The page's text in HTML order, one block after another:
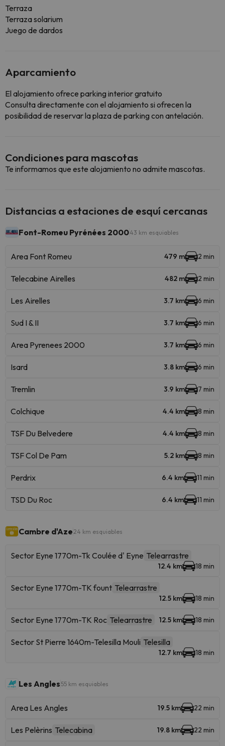
Terraza
Terraza solarium
Juego de dardos
Aparcamiento
El alojamiento ofrece parking interior gratuito
Consulta directamente con el alojamiento si ofrecen la
posibilidad de reservar la plaza de parking con antelación.
Condiciones para mascotas
Te informamos que este alojamiento no admite mascotas.
Distancias a estaciones de esquí cercanas
Font-Romeu Pyrénées 200043 km esquiables
Area Font Romeu 479 m 2 min
Telecabine Airelles 482 m 2 min
Les Airelles 3.7 km 6 min
Sud I & II 3.7 km 6 min
Area Pyrenees 2000 3.7 km 6 min
Isard 3.8 km 6 min
Tremlin 3.9 km 7 min
Colchique 4.4 km 8 min
TSF Du Belvedere 4.4 km 8 min
TSF Col De Pam 5.2 km 8 min
Perdrix 6.4 km 11 min
TSD Du Roc 6.4 km 11 min
Cambre d'Aze 24 km esquiables
Sector Eyne 1770m-Tk Coulée d' Eyne Telearrastre
12.4 km 18 min
Sector Eyne 1770m-TK fount Telearrastre
12.5 km 18 min
Sector Eyne 1770m-TK Roc Telearrastre 12.5 km 18 min
Sector St Pierre 1640m-Telesilla Mouli Telesilla
12.7 km 18 min
Les Angles 55 km esquiables
Area Les Angles 19.5 km 22 min
Les Pelèrins Telecabina 19.8 km 22 min